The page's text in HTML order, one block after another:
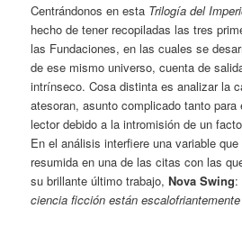
Centrándonos en esta Trilogía del
hecho de tener recopiladas las tres
las Fundaciones, en las cuales se
de ese mismo universo, cuenta de
intrínseco. Cosa distinta es analizar la
atesoran, asunto complicado tanto
lector debido a la intromisión de un
En el análisis interfiere una variable
resumida en una de las citas con las
su brillante último trabajo,Nova Swing:
ciencia ficción están